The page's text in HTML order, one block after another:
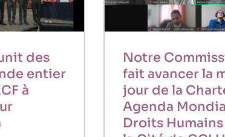
des
entier
à
Notre
fait avancer la
jour de la
Agenda
Droits